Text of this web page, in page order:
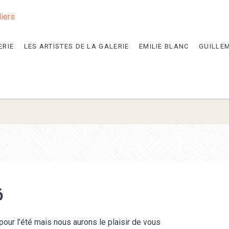
LES ARTISTES DE LA GALERIE EMILIE BLANC
l’été mais nous aurons le plaisir de vous